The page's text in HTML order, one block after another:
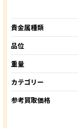
貴金属種類
品位
重量
カテゴリー
参考買取価格